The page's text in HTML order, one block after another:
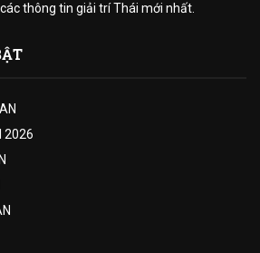
thông tin giải trí Thái mới nhất.
2026